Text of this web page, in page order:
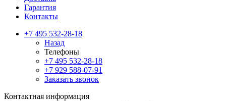
Гарантия
Контакты
+7 495 532-28-18
Назад
Телефоны
+7 495 532-28-18
+7 929 588-07-91
Заказать звонок
Контактная информация